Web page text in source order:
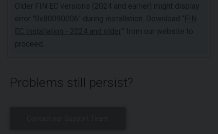
Older FIN EC versions (2024 and earlier) might display
error "0x80090006" during installation. Download “FIN
EC Installation - 2024 and older ” from our website to
proceed.
Problems still persist?